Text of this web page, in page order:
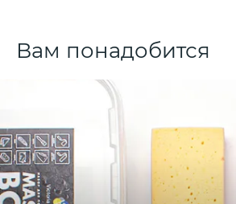
Вам понадобится